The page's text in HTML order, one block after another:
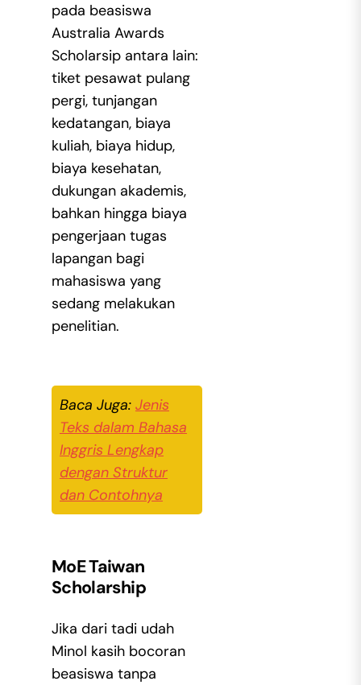
pada beasiswa
Australia Awards
Scholarsip antara lain:
tiket pesawat pulang
pergi, tunjangan
kedatangan, biaya
kuliah, biaya hidup,
biaya kesehatan,
dukungan akademis,
bahkan hingga biaya
pengerjaan tugas
lapangan bagi
mahasiswa yang
sedang melakukan
penelitian.
Baca Juga: Jenis
Teks dalam Bahasa
Inggris Lengkap
dengan Struktur
dan Contohnya
MoE Taiwan
Scholarship
Jika dari tadi udah
Minol kasih bocoran
beasiswa tanpa